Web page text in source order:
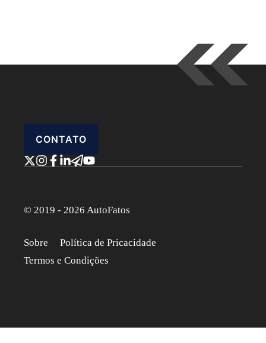
CONTATO
© 2019 - 2026 AutoFatos
Sobre
Política de Pricacidade
Termos e Condições